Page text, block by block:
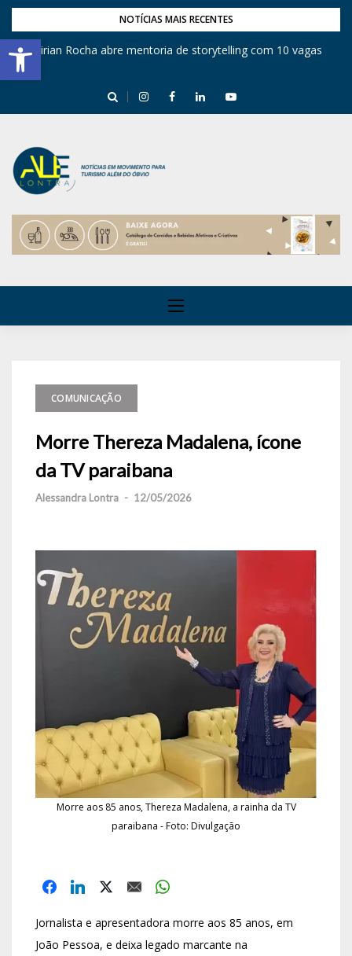
Barra de Ferramentas Aberta
NOTÍCIAS MAIS RECENTES
Mirian Rocha abre mentoria de storytelling com 10 vagas
COMUNICAÇÃO
Morre Thereza Madalena, ícone
da TV paraibana
Alessandra Lontra - 12/05/2026
Morre aos 85 anos, Thereza Madalena, a rainha da TV
paraibana - Foto: Divulgação
Jornalista e apresentadora morre aos 85 anos, em
João Pessoa, e deixa legado marcante na